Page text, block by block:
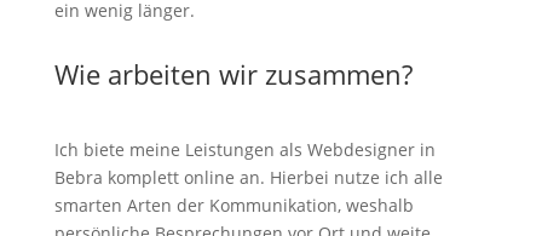
ein wenig länger.
Wie arbeiten wir zusammen?
Ich biete meine Leistungen als Webdesigner in
Bebra komplett online an. Hierbei nutze ich alle
smarten Arten der Kommunikation, weshalb